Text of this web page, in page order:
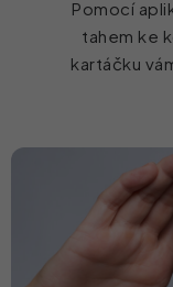
Pomocí
tahem ke
kartáčku